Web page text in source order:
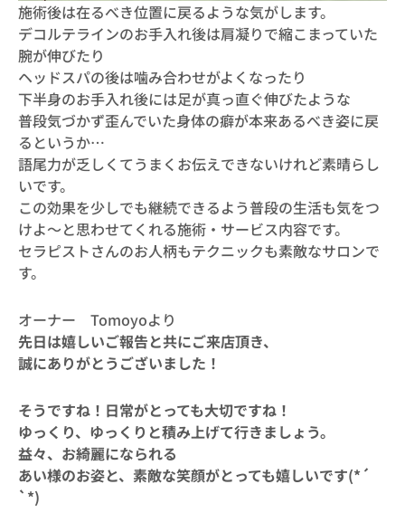
施術後は在るべき位置に戻るような気がします。
デコルテラインのお手入れ後は肩凝りで縮こまっていた
腕が伸びたり
ヘッドスパの後は噛み合わせがよくなったり
下半身のお手入れ後には足が真っ直ぐ伸びたような
普段気づかず歪んでいた身体の癖が本来あるべき姿に戻
るというか…
語尾力が乏しくてうまくお伝えできないけれど素晴らし
いです。
この効果を少しでも継続できるよう普段の生活も気をつ
けよ～と思わせてくれる施術・サービス内容です。
セラピストさんのお人柄もテクニックも素敵なサロンで
す。
オーナー Tomoyoより
先日は嬉しいご報告と共にご来店頂き、
誠にありがとうございました！
そうですね！日常がとっても大切ですね！
ゆっくり、ゆっくりと積み上げて行きましょう。
益々、お綺麗になられる
あい様のお姿と、素敵な笑顔がとっても嬉しいです(*´
`*)